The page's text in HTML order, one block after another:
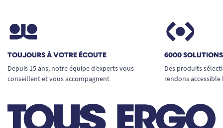
TOUJOURS À VOTRE ÉCOUTE
Depuis 15 ans, notre équipe d’experts vous
conseillent et vous accompagnent
6000
Des produits
rendons